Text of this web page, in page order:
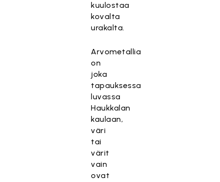
kuulostaa
kovalta
urakalta.
Arvometallia
on
joka
tapauksessa
luvassa
Haukkalan
kaulaan,
väri
tai
värit
vain
ovat
m
s